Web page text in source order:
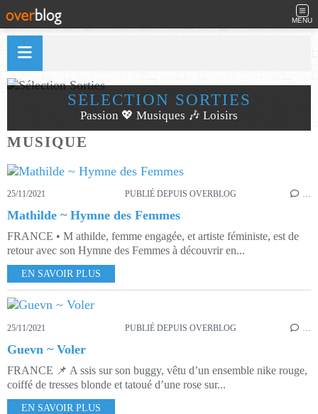
MENU
SÉLECTION SORTIES
Passion 💖 Musiques 🎶 Loisirs
MUSIQUE
25/11/2021 PUBLIÉ DEPUIS OVERBLOG …
Mathilde ~ Hymne des Femmes
FRANCE • M athilde, femme engagée, et artiste féministe, est de
retour avec son Hymne des Femmes à découvrir en...
EN SAVOIR PLUS
25/11/2021 PUBLIÉ DEPUIS OVERBLOG
Guevn ~ Voler
FRANCE 📌 A ssis sur son buggy, vêtu d’un ensemble nike rouge,
coiffé de tresses blonde et tatoué d’une rose sur...
EN SAVOIR PLUS